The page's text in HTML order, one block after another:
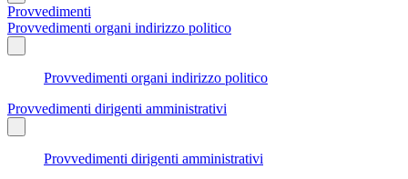
Provvedimenti
Provvedimenti organi indirizzo politico
Provvedimenti organi indirizzo politico
Provvedimenti dirigenti amministrativi
Provvedimenti dirigenti amministrativi